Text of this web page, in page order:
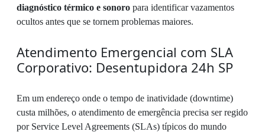
diagnóstico térmico e sonoro para identificar vazamentos
ocultos antes que se tornem problemas maiores.
Atendimento Emergencial com SLA
Corporativo: Desentupidora 24h SP
Em um endereço onde o tempo de inatividade (downtime)
custa milhões, o atendimento de emergência precisa ser regido
por Service Level Agreements (SLAs) típicos do mundo